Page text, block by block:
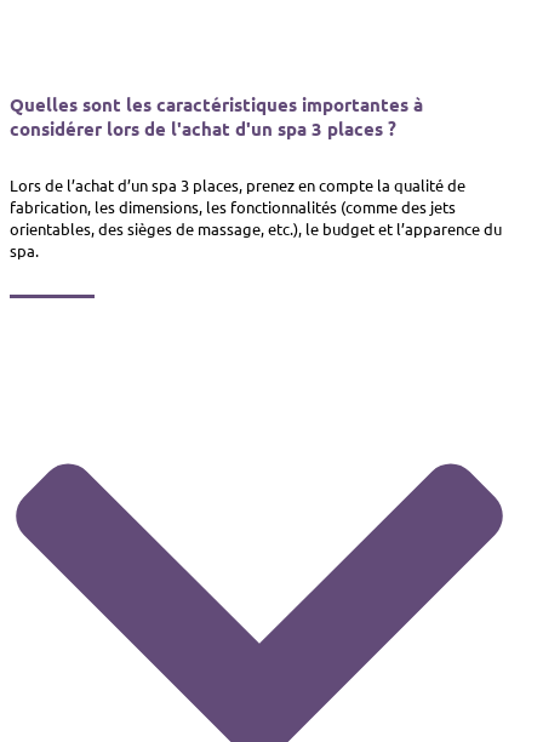
Quelles sont les caractéristiques importantes à
considérer lors de l'achat d'un spa 3 places ?
Lors de l’achat d’un spa 3 places, prenez en compte la qualité de
fabrication, les dimensions, les fonctionnalités (comme des jets
orientables, des sièges de massage, etc.), le budget et l’apparence du
spa.